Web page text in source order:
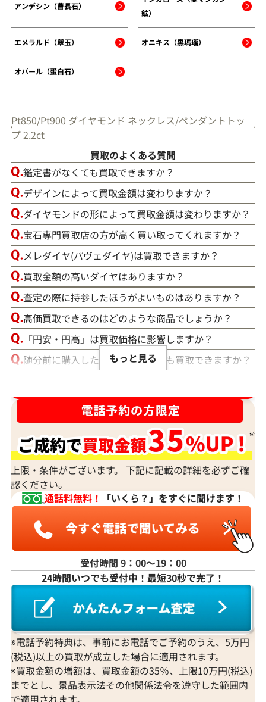
アンデシン（曹長石）
鉱）
エメラルド（翠玉） オニキス（黒瑪瑙）
オパール（蛋白石）
Pt850/Pt900 ダイヤモンド ネックレス/ペンダントトッ
プ 2.2ct
買取のよくある質問
鑑定書がなくても買取できますか？
デザインによって買取金額は変わりますか？
ダイヤモンドの形によって買取金額は変わりますか？
宝石専門買取店の方が高く買い取ってくれますか？
メレダイヤ(パヴェダイヤ)は買取できますか？
買取金額の高いダイヤはありますか？
査定の際に持参したほうがよいものはありますか？
高価買取できるのはどのような商品でしょうか？
「円安・円高」は買取価格に影響しますか？
随分前に購入したダイヤモンドでも買取できますか？
宝石の大きさは買取価格に影響する？
ダイヤモンドの買取価格には、どんなことが影響しま
すか？
身分証明書がなぜ必要？
もっと見る
上限・条件がございます。 下記に記載の詳細を必ずご確
認ください。
通話料無料！
「いくら？」をすぐに聞けます！
受付時間 9：00〜19：00
24時間いつでも受付中！最短30秒で完了！
※電話予約特典は、事前にお電話でご予約のうえ、5万円
(税込)以上の買取が成立した場合に適用されます。
※買取金額の増額は、買取金額の35％、上限10万円(税込)
までとし、景品表示法その他関係法令を遵守した範囲内
で適用されます。